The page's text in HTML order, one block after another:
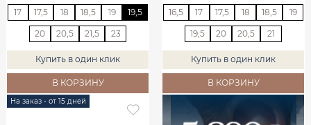
17
17,5 18 18,5 19 19,5
20 20,5 21,5 23
Купить в один клик
В КОРЗИНУ
16,5 17 17,5 18 18,5 19
19,5 20 20,5 21
Купить в один клик
В КОРЗИНУ
На заказ - от 15 дней